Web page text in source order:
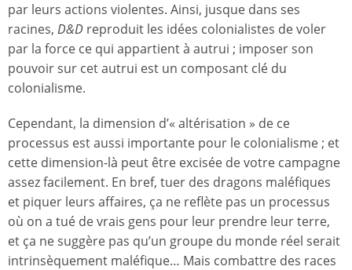
par leurs actions violentes. Ainsi, jusque dans ses
racines, D&D reproduit les idées colonialistes de voler
par la force ce qui appartient à autrui ; imposer son
pouvoir sur cet autrui est un composant clé du
colonialisme.
Cependant, la dimension d’« altérisation » de ce
processus est aussi importante pour le colonialisme ; et
cette dimension-là peut être excisée de votre campagne
assez facilement. En bref, tuer des dragons maléfiques
et piquer leurs affaires, ça ne reflète pas un processus
où on a tué de vrais gens pour leur prendre leur terre,
et ça ne suggère pas qu’un groupe du monde réel serait
intrinsèquement maléfique… Mais combattre des races